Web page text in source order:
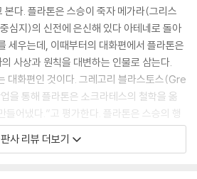
본다. 플라톤은 스승이 죽자 메가라(그리스
심지)의 신전에 은신해 있다 아테네로 돌아
세우는데, 이때부터의 대화편에서 플라톤은
사상과 원칙을 대변하는 인물로 삼는다.
대화편인 것이다. 그레고리 블라스토스(Gre
통해 플라톤은 소크라테스의 철학을 옮
들어냈다.”고 평가한다. 플라톤은 스승의 행
는 데서 벗어나, 스승의 사상을 좀더 ‘다듬거
근본적으로 뒤집지는 않은 채 말이다.
사 리뷰 더보기